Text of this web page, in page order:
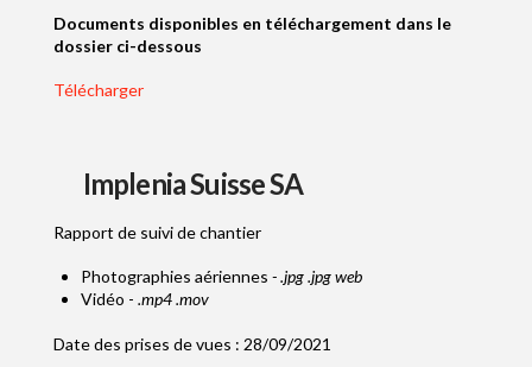
Documents disponibles en téléchargement dans le
dossier ci-dessous
Télécharger
Implenia Suisse SA
Rapport de suivi de chantier
Photographies aériennes - .jpg .jpg web
Vidéo - .mp4 .mov
Date des prises de vues : 28/09/2021